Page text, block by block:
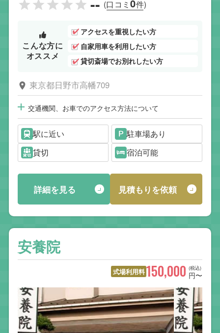
-- (口コミ0件)
こんな方に
オススメ
アクセスを重視したい方
自家用車を利用したい方
貸切斎場でお別れしたい方
東京都日野市高幡709
交通機関、お車でのアクセス方法について
駅に近い
駐車場あり
貸切
宿泊可能
詳細を見る 見積もりを依頼
安養院
式場利用料 (税込)
150,000 円〜